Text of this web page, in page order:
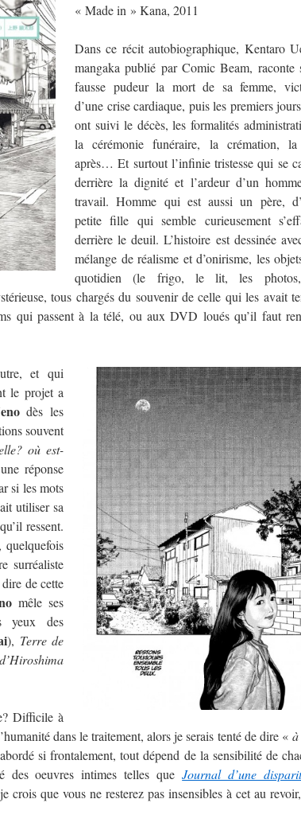
« Made in » Kana, 2011
Dans ce récit autobiographique, Kentaro
mangaka publié par Comic Beam, raconte
fausse pudeur la mort de sa femme,
d’une crise cardiaque, puis les premiers
ont suivi le décès, les formalités
la cérémonie funéraire, la crémation,
après… Et surtout l’infinie tristesse qui se
derrière la dignité et l’ardeur d’un
travail. Homme qui est aussi un père,
petite fille qui semble curieusement
derrière le deuil. L’histoire est dessinée
mélange de réalisme et d’onirisme, les
quotidien (le frigo, le lit, les
tous chargés du souvenir de celle qui les avait
qui passent à la télé, ou aux DVD loués qu’il faut
et qui
le projet a
dès les
souvent
où est-
réponse
si les mots
utiliser sa
ressent.
quelquefois
surréaliste
de cette
mêle ses
yeux des
), Terre de
Difficile à
dans le traitement, alors je serais tenté de dire «
si frontalement, tout dépend de la sensibilité de
des oeuvres intimes telles queJournal d’une
crois que vous ne resterez pas insensibles à cet au